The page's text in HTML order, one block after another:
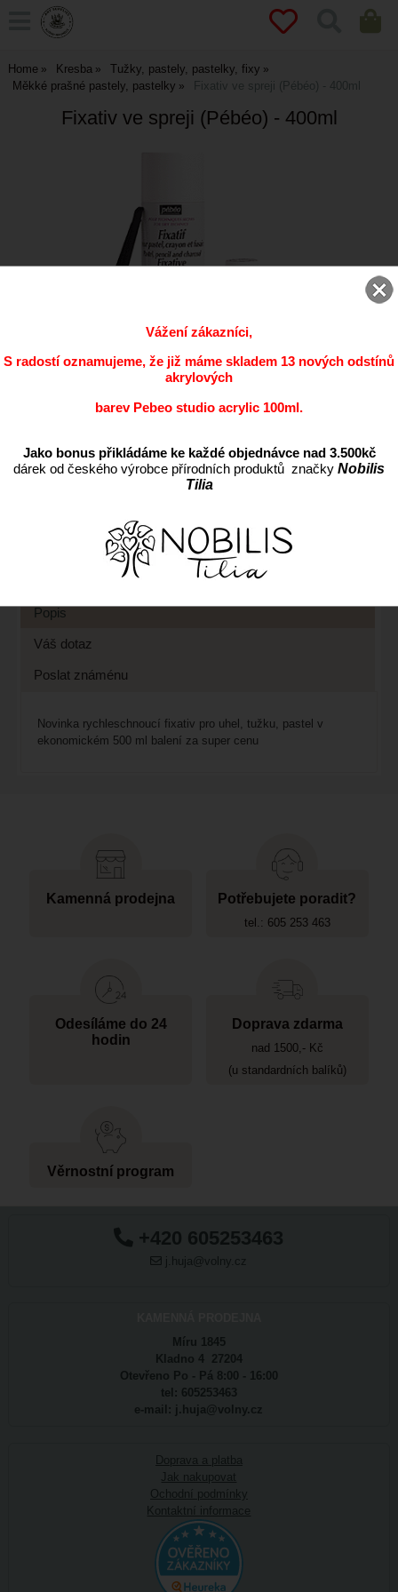
Home Kresba
Tužky, pastely, pastelky, fixy
Měkké prašné pastely, pastelky
Fixativ ve spreji (Pébéo) - 400ml
Fixativ ve spreji (Pébéo) - 400ml
ks
Přidat do oblíbených
Popis
Váš dotaz
Poslat známénu
Novinka rychleschnoucí fixativ pro uhel, tužku, pastel v
ekonomickém 500 ml balení za super cenu
Kamenná prodejna Potřebujete poradit?
tel.: 605 253 463
Odesíláme do 24
hodin
Doprava zdarma
nad 1500,- Kč
(u standardních balíků)
Věrnostní program
+420 605253463
j.huja@volny.cz
Míru 1845
Kladno 4 27204
Otevřeno Po - Pá 8:00 - 16:00
tel: 605253463
e-mail: j.huja@volny.cz
Doprava a platba
Jak nakupovat
Ochodní podmínky
Kontaktní informace
Vážení zákazníci,
S radostí oznamujeme, že již máme skladem 13 nových odstínů
akrylových
barev Pebeo studio acrylic 100ml.
Jako bonus přikládáme ke každé objednávce nad 3.500kč
dárek od českého výrobce přírodních produktů značky Nobilis
Tilia